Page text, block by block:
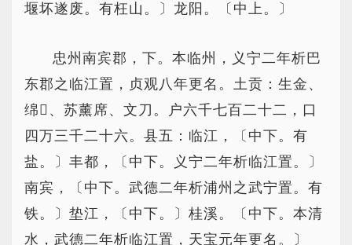
堰坏遂废。有枉山。〕龙阳。〔中上。〕
忠州南宾郡，下。本临州，义宁二年析巴
东郡之临江置，贞观八年更名。土贡：生金、
绵、苏薰席、文刀。户六千七百二十二，口
四万三千二十六。县五：临江，〔中下。有
盐。〕丰都，〔中下。义宁二年析临江置。〕
南宾，〔中下。武德二年析浦州之武宁置。有
铁。〕垫江，〔中下。〕桂溪。〔中下。本清
水，武德二年析临江置，天宝元年更名。〕